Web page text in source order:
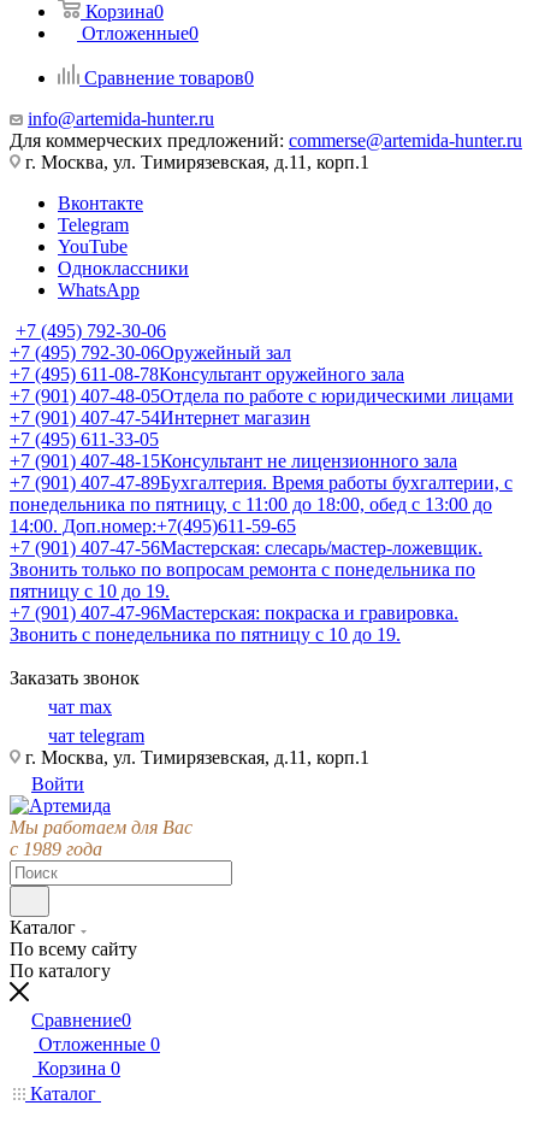
Корзина0
Отложенные0
Сравнение товаров0
info@artemida-hunter.ru
Для коммерческих предложений: commerse@artemida-hunter.ru
г. Москва, ул. Тимирязевская, д.11, корп.1
Вконтакте
Telegram
YouTube
Одноклассники
WhatsApp
+7 (495) 792-30-06
+7 (495) 792-30-06Оружейный зал
+7 (495) 611-08-78Консультант оружейного зала
+7 (901) 407-48-05Отдела по работе с юридическими лицами
+7 (901) 407-47-54Интернет магазин
+7 (495) 611-33-05
+7 (901) 407-48-15Консультант не лицензионного зала
+7 (901) 407-47-89Бухгалтерия. Время работы бухгалтерии, с
понедельника по пятницу, с 11:00 до 18:00, обед с 13:00 до
14:00. Доп.номер:+7(495)611-59-65
+7 (901) 407-47-56Мастерская: слесарь/мастер-ложевщик.
Звонить только по вопросам ремонта с понедельника по
пятницу с 10 до 19.
+7 (901) 407-47-96Мастерская: покраска и гравировка.
Звонить с понедельника по пятницу с 10 до 19.
Заказать звонок
чат max
чат telegram
г. Москва, ул. Тимирязевская, д.11, корп.1
Войти
Мы работаем для Вас
с 1989 года
Каталог
По всему сайту
По каталогу
Сравнение0
Отложенные 0
Корзина 0
Каталог